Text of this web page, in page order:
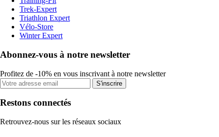
Trek-Expert
Triathlon Expert
Vélo-Store
Winter Expert
Abonnez-vous à notre newsletter
Profitez de -10% en vous inscrivant à notre newsletter
S'inscrire
Restons connectés
Retrouvez-nous sur les réseaux sociaux